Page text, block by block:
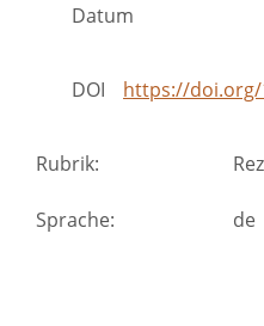
Datum
DOI https://doi.org/
Rubrik:
Sprache: de